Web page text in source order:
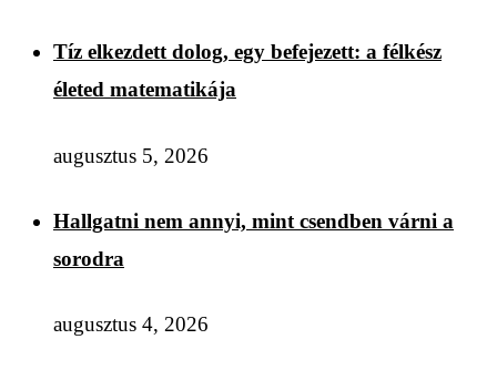
Tíz elkezdett dolog, egy befejezett: a félkész
életed matematikája
augusztus 5, 2026
Hallgatni nem annyi, mint csendben várni a
sorodra
augusztus 4, 2026